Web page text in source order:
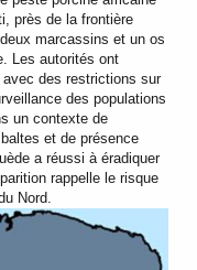
près de la frontière
marcassins et un os
Les autorités ont
des restrictions sur
des populations
un contexte de
et de présence
a réussi à éradiquer
rappelle le risque
Nord.